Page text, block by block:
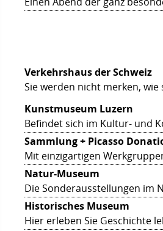
Verkehrshaus der Schweiz
Sie werden nicht merken,
Kunstmuseum Luzern
Befindet sich im Kultur- und
Sammlung + Picasso
Mit einzigartigen
Natur-Museum
Die Sonderausstellungen im
Historisches Museum
Hier erleben Sie Geschichte